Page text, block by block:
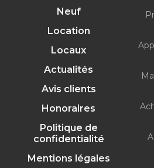
Neuf
Location
Locaux
Actualités
Avis clients
Honoraires
Politique de
confidentialité
Mentions légales